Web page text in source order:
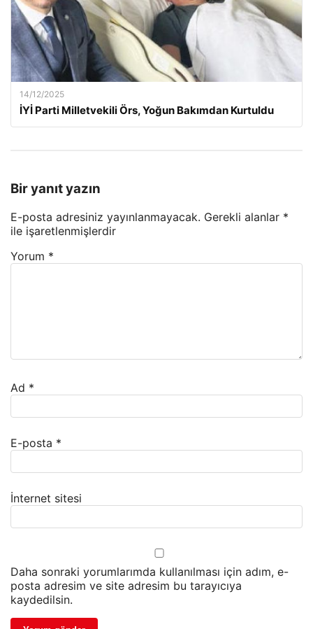
14/12/2025
İYİ Parti Milletvekili Örs, Yoğun Bakımdan Kurtuldu
Bir yanıt yazın
E-posta adresiniz yayınlanmayacak. Gerekli alanlar *
ile işaretlenmişlerdir
Yorum *
Ad *
E-posta *
İnternet sitesi
Daha sonraki yorumlarımda kullanılması için adım, e-
posta adresim ve site adresim bu tarayıcıya
kaydedilsin.